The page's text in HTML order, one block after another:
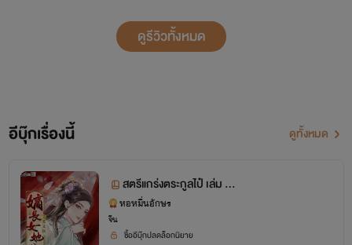
ดูรีวิวทั้งหมด
อีบุ๊กเรื่องนี้ ดูทั้งหมด
สตรีแกร่งตระกูลไป๋ เล่ม 1
ตอน 1-60
หอหมื่นอักษร
จีน
ซื้ออีบุ๊กปลดล็อกนิยาย